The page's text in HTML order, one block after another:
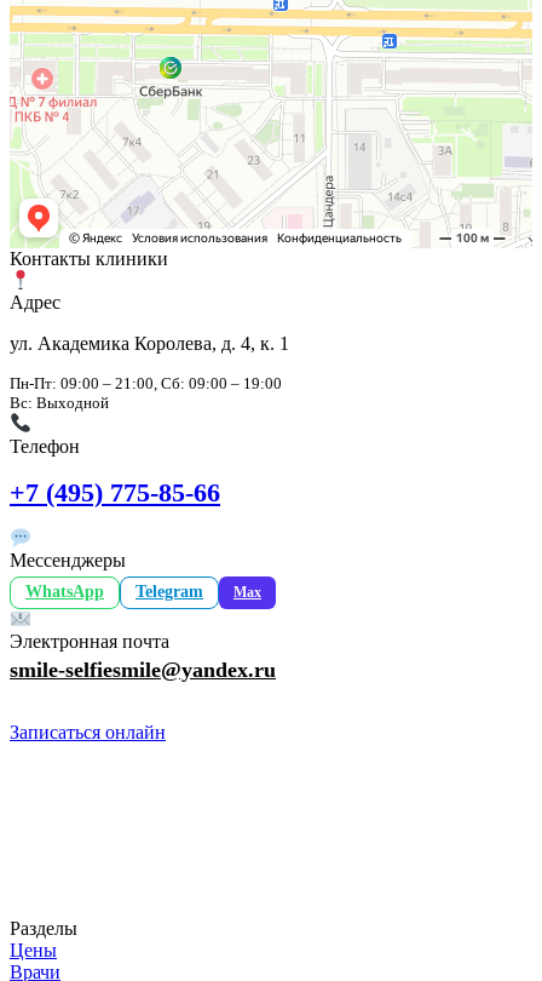
Контакты клиники
Адрес
ул. Академика Королева, д. 4, к. 1
Пн-Пт: 09:00 – 21:00, Сб: 09:00 – 19:00
Вс: Выходной
Телефон
+7 (495) 775-85-66
Мессенджеры
WhatsApp Telegram Max
Электронная почта
smile-selfiesmile@yandex.ru
Записаться онлайн
Разделы
Цены
Врачи